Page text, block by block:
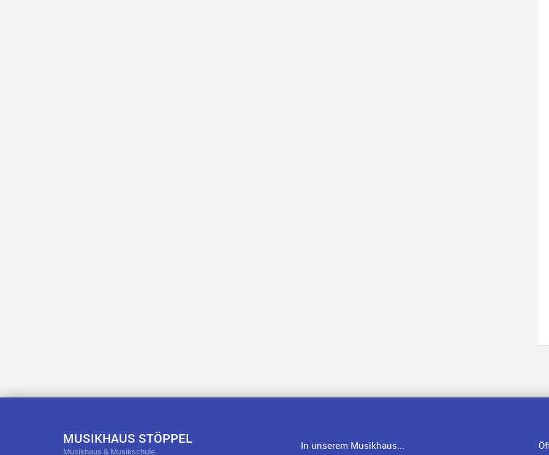
MUSIKHAUS STÖPPEL
Musikhaus & Musikschule In unserem Musikhaus...